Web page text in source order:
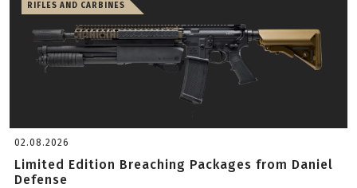
RIFLES AND CARBINES
02.08.2026
Limited Edition Breaching Packages from Daniel
Defense